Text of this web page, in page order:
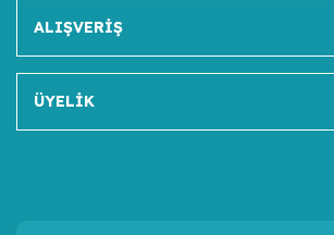
ALIŞVERİŞ
ÜYELİK